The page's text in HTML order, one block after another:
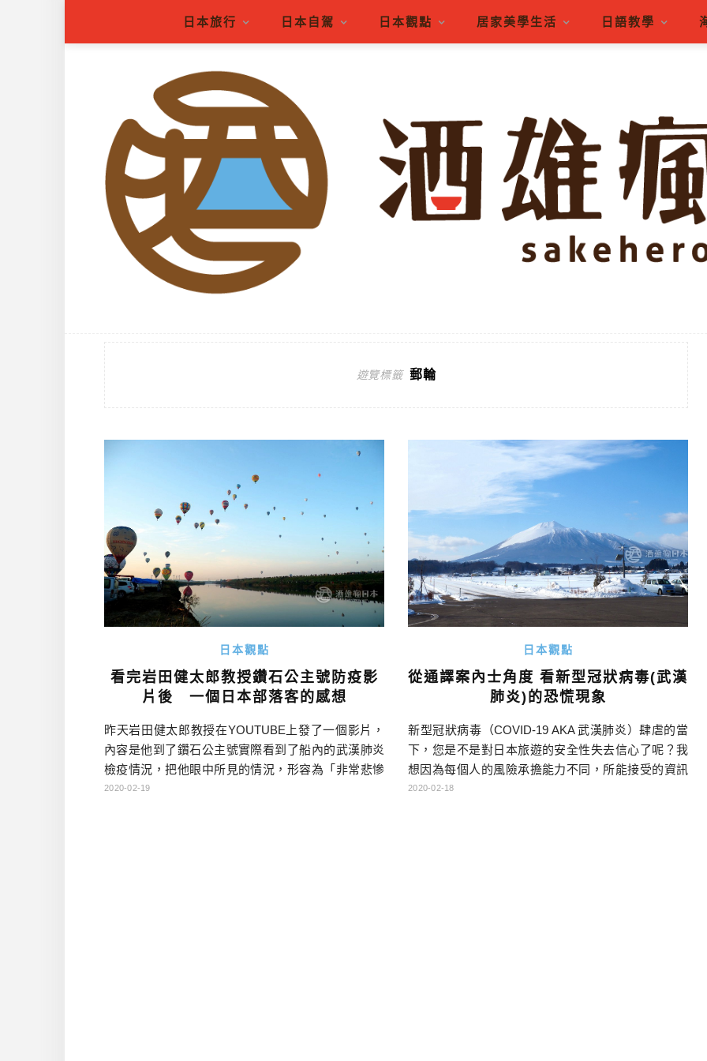
日本旅行 日本自駕 日本觀點 居家美學生活 日語教學
遊覽標籤 郵輪
日本觀點
看完岩田健太郎教授鑽石公主號防疫影
片後 一個日本部落客的感想
昨天岩田健太郎教授在YOUTUBE上發了一個影片，
內容是他到了鑽石公主號實際看到了船內的武漢肺炎
檢疫情況，把他眼中所見的情況，形容為「非常悲慘
的狀態」，並且指出防疫最基本的「紅區=危險區域」
2020-02-19
日本觀點
從通譯案內士角度 看新型冠狀病毒(武漢
肺炎)的恐慌現象
新型冠狀病毒（COVID-19 AKA 武漢肺炎）肆虐的當
下，您是不是對日本旅遊的安全性失去信心了呢？我
想因為每個人的風險承擔能力不同，所能接受的資訊
與事實查核能力都不同，再來真正相信來源也不同的
2020-02-18